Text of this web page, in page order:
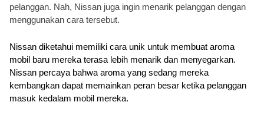
pelanggan. Nah, Nissan juga ingin menarik pelanggan dengan
menggunakan cara tersebut.
Nissan diketahui memiliki cara unik untuk membuat aroma
mobil baru mereka terasa lebih menarik dan menyegarkan.
Nissan percaya bahwa aroma yang sedang mereka
kembangkan dapat memainkan peran besar ketika pelanggan
masuk kedalam mobil mereka.